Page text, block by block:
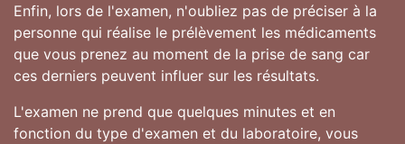
Enfin, lors de l'examen, n'oubliez pas de préciser à la
personne qui réalise le prélèvement les médicaments
que vous prenez au moment de la prise de sang car
ces derniers peuvent influer sur les résultats.
L'examen ne prend que quelques minutes et en
fonction du type d'examen et du laboratoire, vous